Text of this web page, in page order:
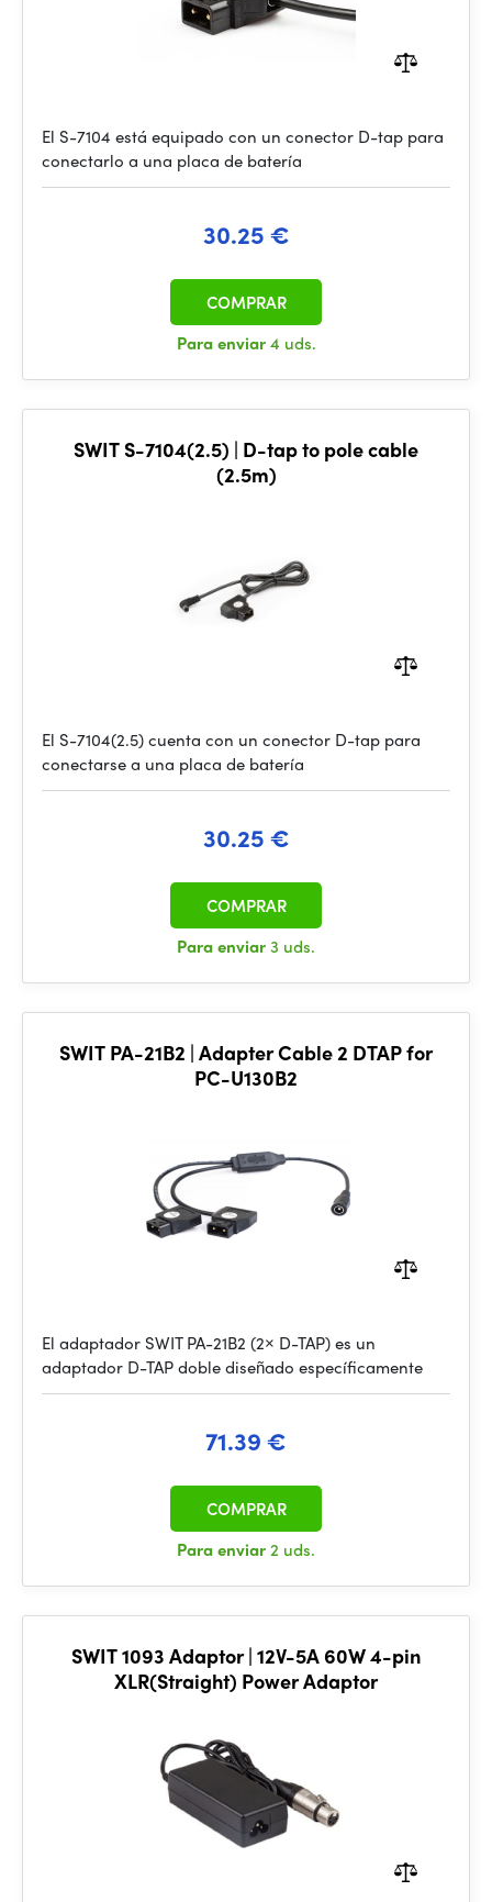
El S-7104 está equipado con un conector D-tap para
conectarlo a una placa de batería
30.25 €
Para enviar4 uds.
COMPRAR
SWIT S-7104(2.5) | D-tap to pole cable
(2.5m)
El S-7104(2.5) cuenta con un conector D-tap para
conectarse a una placa de batería
30.25 €
Para enviar3 uds.
COMPRAR
SWIT PA-21B2 | Adapter Cable 2 DTAP for
PC-U130B2
El adaptador SWIT PA-21B2 (2× D-TAP) es un
adaptador D-TAP doble diseñado específicamente
71.39 €
Para enviar2 uds.
COMPRAR
SWIT 1093 Adaptor | 12V-5A 60W 4-pin
XLR(Straight) Power Adaptor